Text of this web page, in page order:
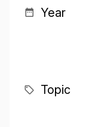
Year
Topic